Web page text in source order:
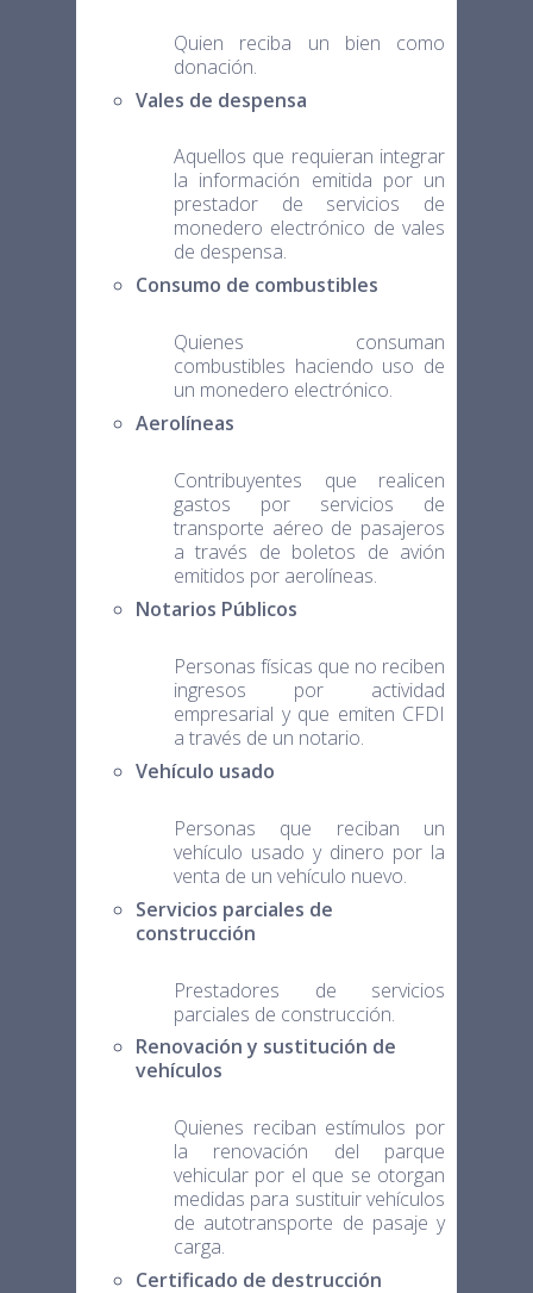
Quien reciba un bien como
donación.
Vales de despensa
Aquellos que requieran integrar
la información emitida por un
prestador de servicios de
monedero electrónico de vales
de despensa.
Consumo de combustibles
Quienes consuman
combustibles haciendo uso de
un monedero electrónico.
Aerolíneas
Contribuyentes que realicen
gastos por servicios de
transporte aéreo de pasajeros
a través de boletos de avión
emitidos por aerolíneas.
Notarios Públicos
Personas físicas que no reciben
ingresos por actividad
empresarial y que emiten CFDI
a través de un notario.
Vehículo usado
Personas que reciban un
vehículo usado y dinero por la
venta de un vehículo nuevo.
Servicios parciales de
construcción
Prestadores de servicios
parciales de construcción.
Renovación y sustitución de
vehículos
Quienes reciban estímulos por
la renovación del parque
vehicular por el que se otorgan
medidas para sustituir vehículos
de autotransporte de pasaje y
carga.
Certificado de destrucción